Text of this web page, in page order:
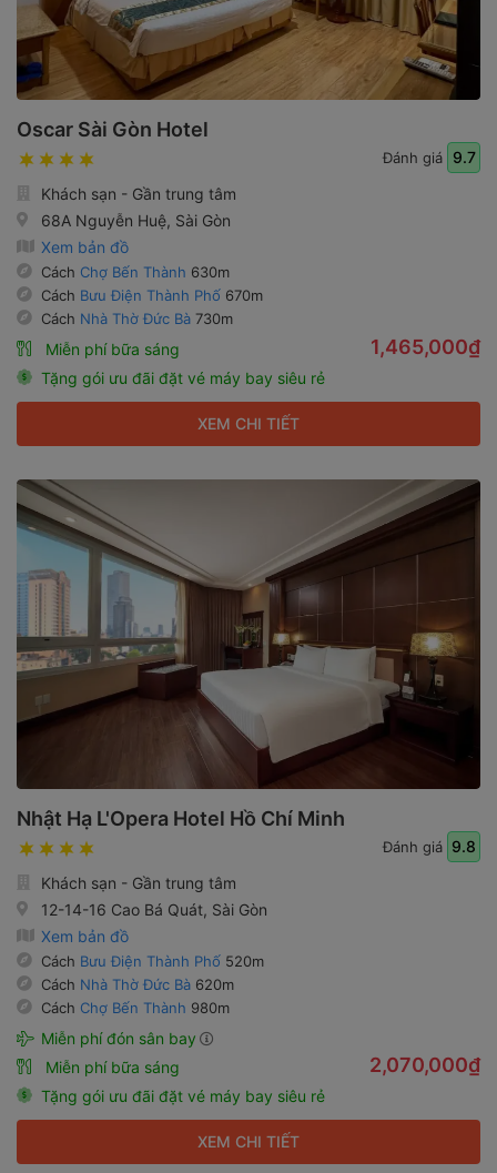
Oscar Sài Gòn Hotel
Đánh giá
9.7
Khách sạn - Gần trung tâm
68A Nguyễn Huệ, Sài Gòn
Xem bản đồ
Cách Chợ Bến Thành 630m
Cách Bưu Điện Thành Phố 670m
Cách Nhà Thờ Đức Bà 730m
Miễn phí bữa sáng
Tặng gói ưu đãi đặt vé máy bay siêu rẻ
1,465,000₫
XEM CHI TIẾT
Nhật Hạ L'Opera Hotel Hồ Chí Minh
Đánh giá 9.8
Khách sạn - Gần trung tâm
12-14-16 Cao Bá Quát, Sài Gòn
Xem bản đồ
Cách Bưu Điện Thành Phố 520m
Cách Nhà Thờ Đức Bà 620m
Cách Chợ Bến Thành 980m
Miễn phí đón sân bay
Miễn phí bữa sáng
Tặng gói ưu đãi đặt vé máy bay siêu rẻ
2,070,000₫
XEM CHI TIẾT